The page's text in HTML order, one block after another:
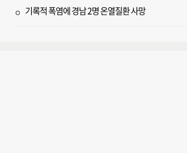
기록적 폭염에 경남 2명 온열질환 사망